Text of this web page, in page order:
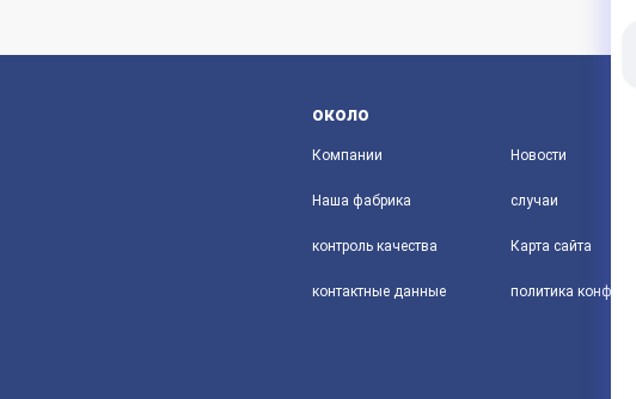
около
Компании
Наша фабрика
контроль качества
контактные данные
Новости
случаи
Карта сайта